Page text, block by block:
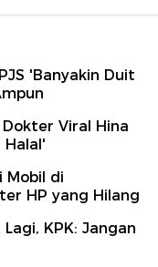
'Banyakin Duit
Viral Hina
Halal'
Mobil di
HP yang Hilang
KPK: Jangan